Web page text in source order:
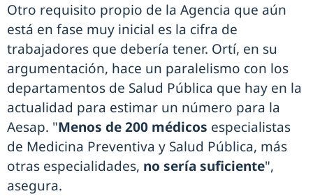
Otro requisito propio de la Agencia que aún
está en fase muy inicial es la cifra de
trabajadores que debería tener. Ortí, en su
argumentación, hace un paralelismo con los
departamentos de Salud Pública que hay en la
actualidad para estimar un número para la
Aesap. "Menos de 200 médicos especialistas
de Medicina Preventiva y Salud Pública, más
otras especialidades, no sería suficiente",
asegura.